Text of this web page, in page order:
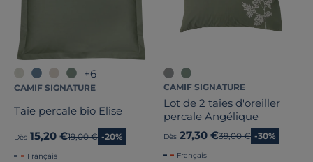
+6
CAMIF SIGNATURE
Taie percale bio Elise
Dès 15,20 €Ancien prix
19,00 € -20%
Français
CAMIF SIGNATURE
Lot de 2 taies d'oreiller
percale Angélique
Dès 27,30 €Ancien prix
39,00 € -30%
Français